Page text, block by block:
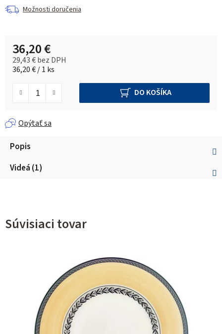
Možnosti doručenia
36,20 €
29,43 € bez DPH
Jednotková cena:
36,20 € / 1 ks
DO KOŠÍKA
Opýtať sa
Popis
Videá (1)
Súvisiaci tovar